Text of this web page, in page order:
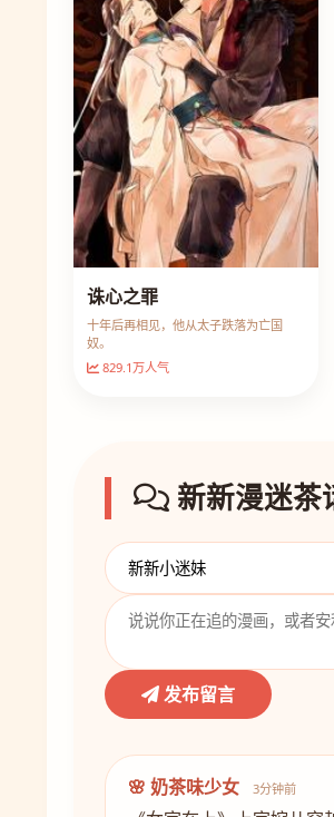
诛心之罪
十年后再相见，他从太子跌落为亡国
奴。
829.1万人气
新新漫迷茶
发布留言
🌸 奶茶味少女 3分钟前